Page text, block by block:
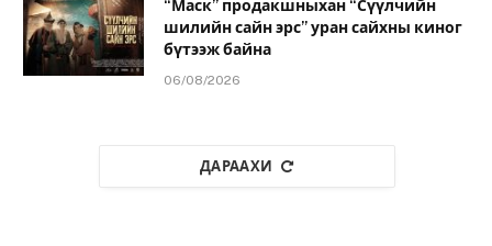
“Маск” продакшныхан “Сүүлчийн
шилийн сайн эрс” уран сайхны киног
бүтээж байна
06/08/2026
ДАРААХИ